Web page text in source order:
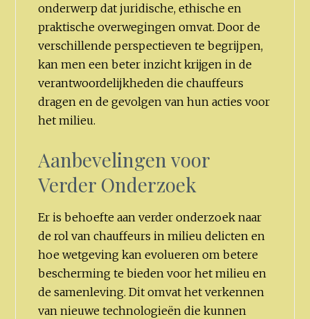
onderwerp dat juridische, ethische en
praktische overwegingen omvat. Door de
verschillende perspectieven te begrijpen,
kan men een beter inzicht krijgen in de
verantwoordelijkheden die chauffeurs
dragen en de gevolgen van hun acties voor
het milieu.
Aanbevelingen voor
Verder Onderzoek
Er is behoefte aan verder onderzoek naar
de rol van chauffeurs in milieu delicten en
hoe wetgeving kan evolueren om betere
bescherming te bieden voor het milieu en
de samenleving. Dit omvat het verkennen
van nieuwe technologieën die kunnen